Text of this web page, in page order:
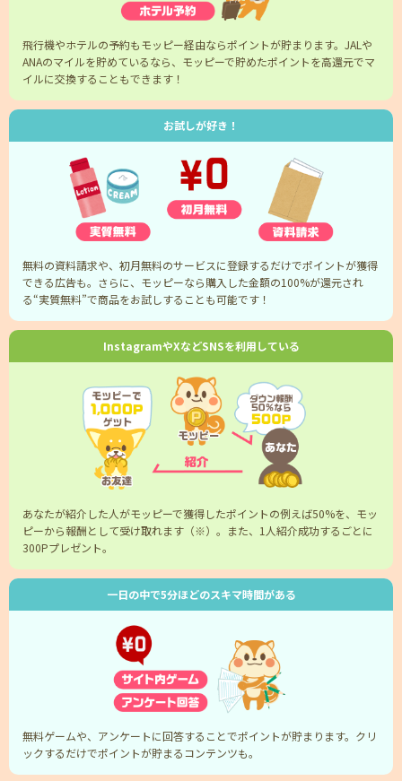
飛行機やホテルの予約もモッピー経由ならポイントが貯まります。JALや
ANAのマイルを貯めているなら、モッピーで貯めたポイントを高還元でマ
イルに交換することもできます！
お試しが好き！
無料の資料請求や、初月無料のサービスに登録するだけでポイントが獲得
できる広告も。さらに、モッピーなら購入した金額の100%が還元され
る“実質無料”で商品をお試しすることも可能です！
InstagramやXなどSNSを利用している
あなたが紹介した人がモッピーで獲得したポイントの例えば50%を、モッ
ピーから報酬として受け取れます（※）。また、1人紹介成功するごとに
300Pプレゼント。
一日の中で5分ほどのスキマ時間がある
無料ゲームや、アンケートに回答することでポイントが貯まります。クリ
ックするだけでポイントが貯まるコンテンツも。